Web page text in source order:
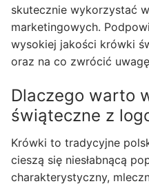
skutecznie wykorzystać
marketingowych.
wysokiej jakości krówki
oraz na co zwrócić
Dlaczego warto
świąteczne z
Krówki to tradycyjne
cieszą się niesłabnącą
charakterystyczny,